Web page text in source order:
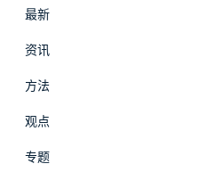
最新
资讯
方法
观点
专题
职场影响力
要不要转管理